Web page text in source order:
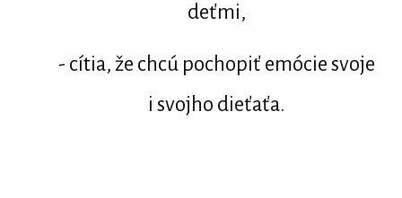
deťmi,
- cítia, že chcú pochopiť emócie svoje
i svojho dieťaťa.